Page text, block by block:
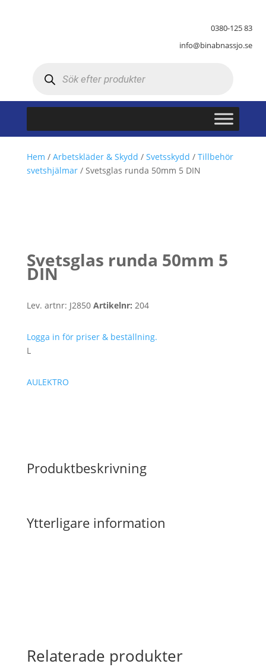
0380-125 83
info@binabnassjo.se
Hem / Arbetskläder & Skydd / Svetsskydd / Tillbehör
svetshjälmar/ Svetsglas runda 50mm 5 DIN
Svetsglas runda 50mm 5
DIN
Lev. artnr: J2850 Artikelnr: 204
Logga in för priser & beställning.
L
AULEKTRO
Produktbeskrivning
Ytterligare information
Relaterade produkter